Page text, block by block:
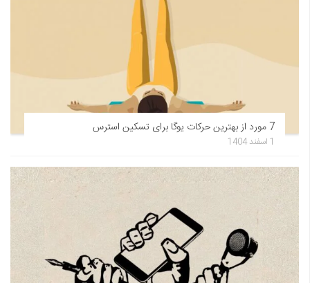
7 مورد از بهترین حرکات یوگا برای تسکین استرس
1 اسفند 1404